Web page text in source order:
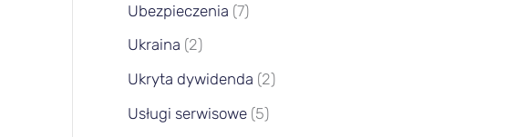
Ubezpieczenia (7)
Ukraina (2)
Ukryta dywidenda (2)
Usługi serwisowe(5)